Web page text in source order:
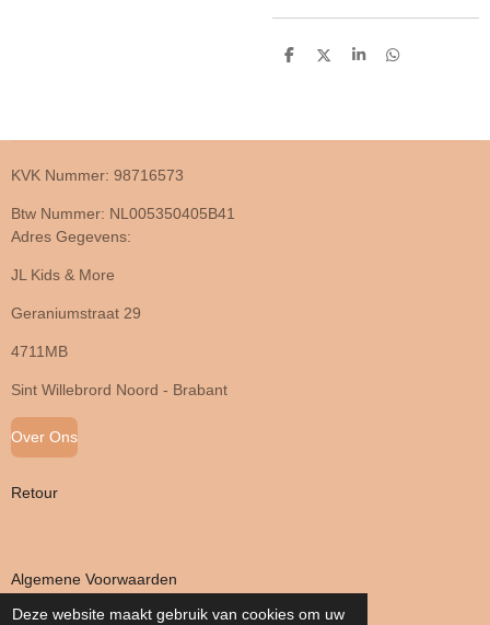
Deze website maakt gebruik van cookies om uw
D
D
S
D
KVK Nummer: 98716573
Btw Nummer: NL005350405B41
Adres Gegevens:
JL Kids & More
Geraniumstraat 29
4711MB
Sint Willebrord Noord - Brabant
Over Ons
Retour
Algemene Voorwaarden